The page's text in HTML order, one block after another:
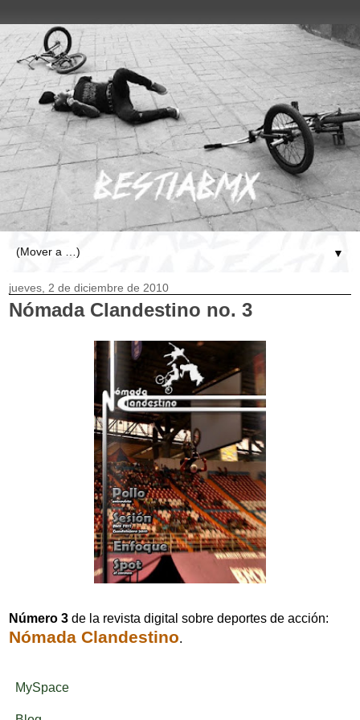
▼
jueves, 2 de diciembre de 2010
Nómada Clandestino no. 3
Número 3 de la revista digital sobre deportes de acción:
Nómada Clandestino.
MySpace